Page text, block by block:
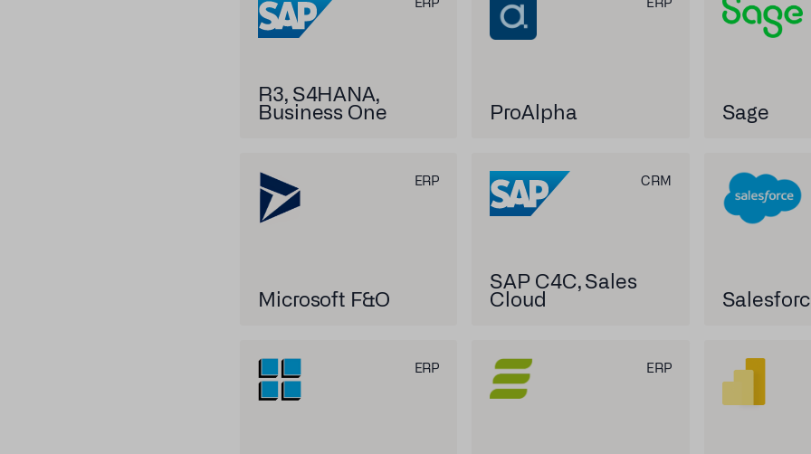
R3, S4HANA,
Business One ProAlpha Sage
ERP
Microsoft F&O
CRM
SAP C4C, Sales
Cloud
ERP ERP